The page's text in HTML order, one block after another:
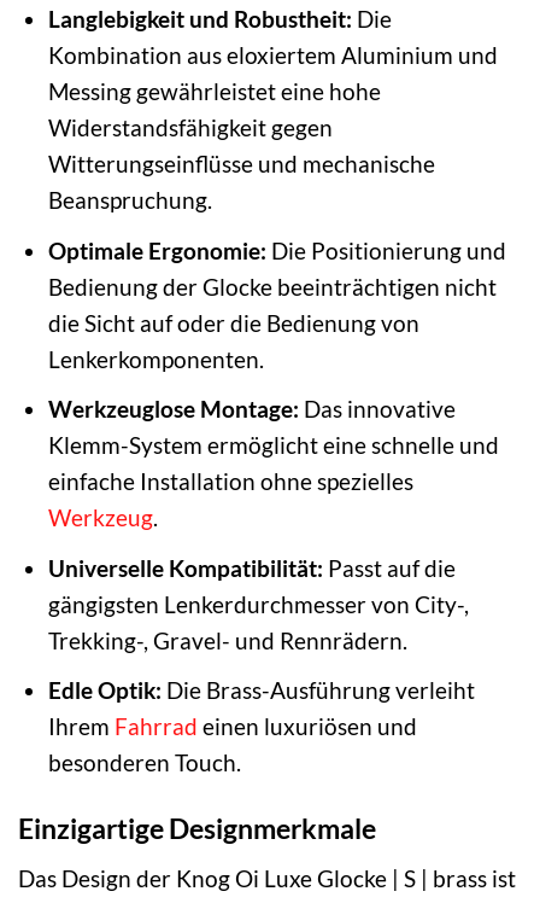
Langlebigkeit und Robustheit: Die
Kombination aus eloxiertem Aluminium und
Messing gewährleistet eine hohe
Widerstandsfähigkeit gegen
Witterungseinflüsse und mechanische
Beanspruchung.
Optimale Ergonomie: Die Positionierung und
Bedienung der Glocke beeinträchtigen nicht
die Sicht auf oder die Bedienung von
Lenkerkomponenten.
Werkzeuglose Montage: Das innovative
Klemm-System ermöglicht eine schnelle und
einfache Installation ohne spezielles
Werkzeug.
Universelle Kompatibilität: Passt auf die
gängigsten Lenkerdurchmesser von City-,
Trekking-, Gravel- und Rennrädern.
Edle Optik: Die Brass-Ausführung verleiht
Ihrem Fahrrad einen luxuriösen und
besonderen Touch.
Einzigartige Designmerkmale
Das Design der Knog Oi Luxe Glocke | S | brass ist